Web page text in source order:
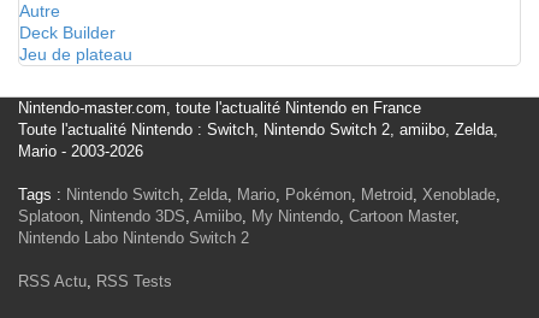
Autre
Deck Builder
Jeu de plateau
Nintendo-master.com, toute l'actualité Nintendo en France
Toute l'actualité Nintendo : Switch, Nintendo Switch 2, amiibo, Zelda,
Mario - 2003-2026
Tags : Nintendo Switch, Zelda, Mario, Pokémon, Metroid, Xenoblade,
Splatoon, Nintendo 3DS, Amiibo, My Nintendo, Cartoon Master,
Nintendo Labo Nintendo Switch 2
RSS Actu, RSS Tests